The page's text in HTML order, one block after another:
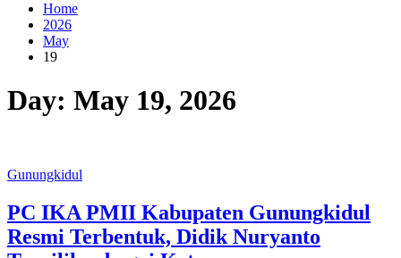
Home
2026
May
19
Day: May 19, 2026
Categories
Gunungkidul
PC IKA PMII Kabupaten Gunungkidul
Resmi Terbentuk, Didik Nuryanto